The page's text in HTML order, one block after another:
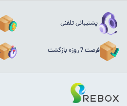
پشتیبانی تلفنی
فرصت 7 روزه بازگشت